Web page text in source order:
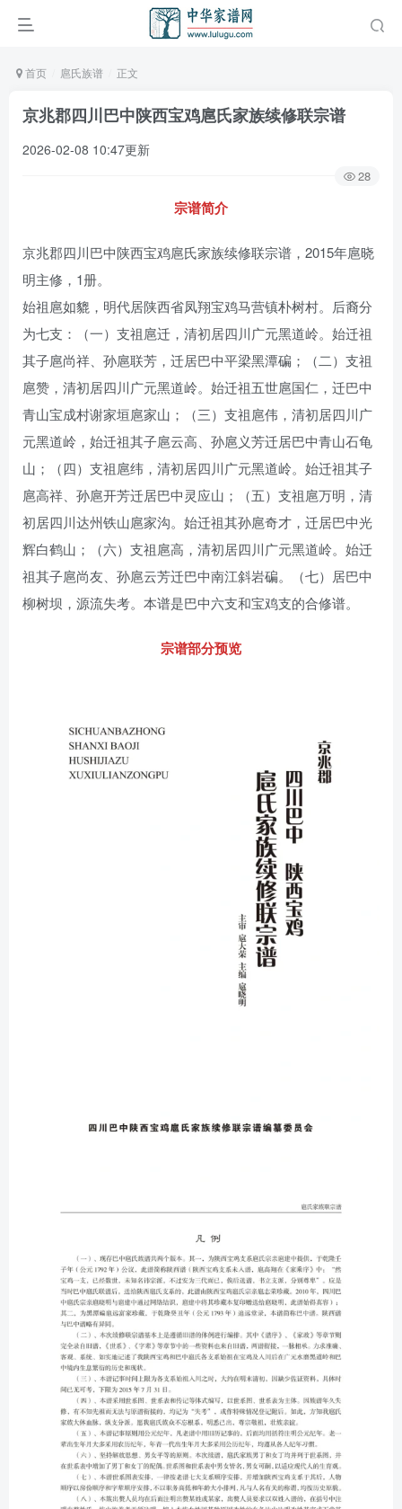
首页 扈氏族谱 正文
京兆郡四川巴中陕西宝鸡扈氏家族续修联宗谱
2026-02-08 10:47更新
28
宗谱简介
京兆郡四川巴中陕西宝鸡扈氏家族续修联宗谱，2015年扈晓
明主修，1册。
始祖扈如貔，明代居陕西省凤翔宝鸡马营镇朴树村。后裔分
为七支：（一）支祖扈迁，清初居四川广元黑道岭。始迁祖
其子扈尚祥、孙扈联芳，迁居巴中平梁黑潭碥；（二）支祖
扈赞，清初居四川广元黑道岭。始迁祖五世扈国仁，迁巴中
青山宝成村谢家垣扈家山；（三）支祖扈伟，清初居四川广
元黑道岭，始迁祖其子扈云高、孙扈义芳迁居巴中青山石龟
山；（四）支祖扈纬，清初居四川广元黑道岭。始迁祖其子
扈高祥、孙扈开芳迁居巴中灵应山；（五）支祖扈万明，清
初居四川达州铁山扈家沟。始迁祖其孙扈奇才，迁居巴中光
辉白鹤山；（六）支祖扈高，清初居四川广元黑道岭。始迁
祖其子扈尚友、孙扈云芳迁巴中南江斜岩碥。（七）居巴中
柳树坝，源流失考。本谱是巴中六支和宝鸡支的合修谱。
宗谱部分预览